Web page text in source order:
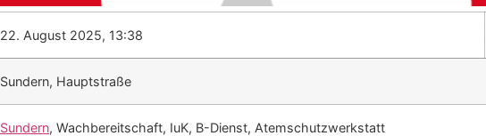
22. August 2025, 13:38
Sundern, Hauptstraße
Sundern, Wachbereitschaft, IuK, B-Dienst, Atemschutzwerkstatt